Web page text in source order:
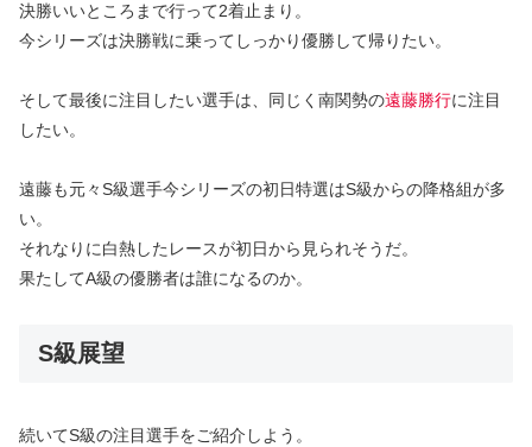
決勝いいところまで行って2着止まり。
今シリーズは決勝戦に乗ってしっかり優勝して帰りたい。
そして最後に注目したい選手は、同じく南関勢の遠藤勝行に注目
したい。
遠藤も元々S級選手今シリーズの初日特選はS級からの降格組が多
い。
それなりに白熱したレースが初日から見られそうだ。
果たしてA級の優勝者は誰になるのか。
S級展望
続いてS級の注目選手をご紹介しよう。